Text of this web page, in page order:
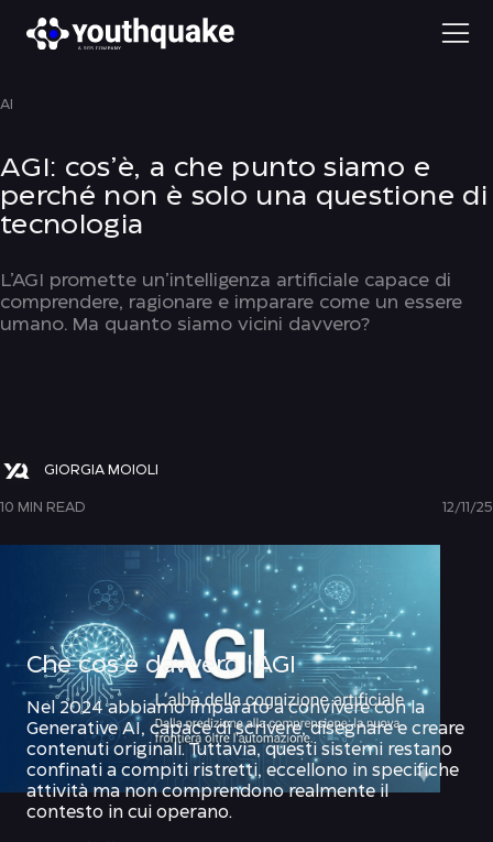
AI
AGI: cos’è, a che punto siamo e
perché non è solo una questione di
tecnologia
GIORGIA MOIOLI
L’AGI promette un’intelligenza artificiale capace di
comprendere, ragionare e imparare come un essere
umano. Ma quanto siamo vicini davvero?
10 MIN READ 12/11/25
Che cos’è davvero l’AGI
Nel 2024 abbiamo imparato a convivere con la
Generative AI, capace di scrivere, disegnare e creare
contenuti originali. Tuttavia, questi sistemi restano
confinati a compiti ristretti, eccellono in specifiche
attività ma non comprendono realmente il
contesto in cui operano.